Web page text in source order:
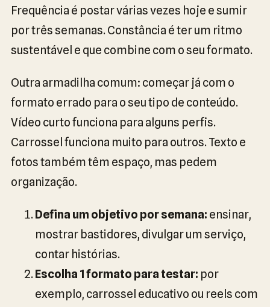
Frequência é postar várias vezes hoje e sumir
por três semanas. Constância é ter um ritmo
sustentável e que combine com o seu formato.
Outra armadilha comum: começar já com o
formato errado para o seu tipo de conteúdo.
Vídeo curto funciona para alguns perfis.
Carrossel funciona muito para outros. Texto e
fotos também têm espaço, mas pedem
organização.
Defina um objetivo por semana: ensinar,
mostrar bastidores, divulgar um serviço,
contar histórias.
Escolha 1 formato para testar: por
exemplo, carrossel educativo ou reels com